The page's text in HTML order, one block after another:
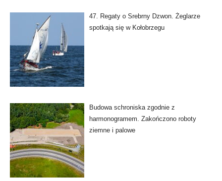
47. Regaty o Srebrny Dzwon. Żeglarze
spotkają się w Kołobrzegu
Budowa schroniska zgodnie z
harmonogramem. Zakończono roboty
ziemne i palowe